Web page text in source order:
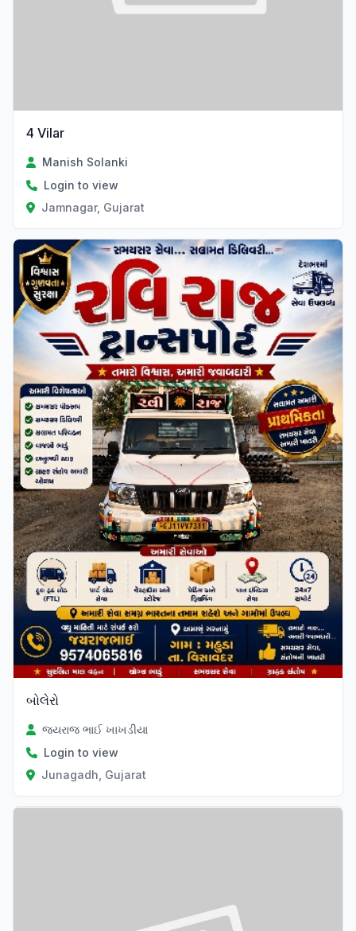
4 Vilar
Manish Solanki
Login to view
Jamnagar, Gujarat
બોલેરો
જયરાજ ભાઈ ખાખડીયા
Login to view
Junagadh, Gujarat